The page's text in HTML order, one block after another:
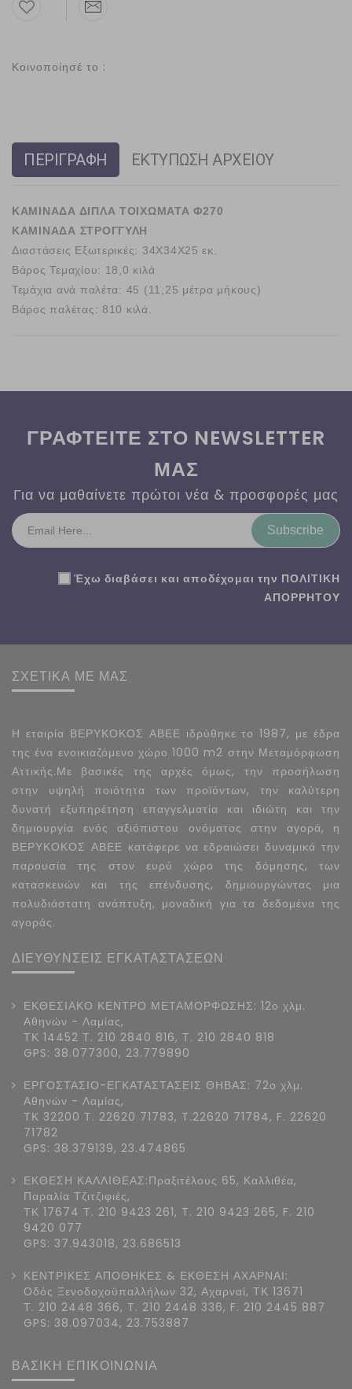
Κοινοποίησέ το :
ΠΕΡΙΓΡΑΦΗ ΕΚΤΥΠΩΣΗ ΑΡΧΕΙΟΥ
ΚΑΜΙΝΑΔΑ ΔΙΠΛΑ ΤΟΙΧΩΜΑΤΑ Φ270
ΚΑΜΙΝΑΔΑ ΣΤΡΟΓΓΥΛΗ
Διαστάσεις Εξωτερικές: 34Χ34Χ25 εκ.
Βάρος Τεμαχίου: 18,0 κιλά
Τεμάχια ανά παλέτα: 45 (11,25 μέτρα μήκους)
Βάρος παλέτας: 810 κιλά.
ΓΡΑΦΤΕΙΤΕ ΣΤΟ NEWSLETTER
ΜΑΣ
Για να μαθαίνετε πρώτοι νέα & προσφορές μας
Subscribe
Έχω διαβάσει και αποδέχομαι την ΠΟΛΙΤΙΚΗ
ΑΠΟΡΡΗΤΟΥ
ΣΧΕΤΙΚΑ ΜΕ ΜΑΣ
Η εταιρία ΒΕΡΥΚΟΚΟΣ ΑΒΕΕ ιδρύθηκε το 1987, με έδρα
της ένα ενοικιαζόμενο χώρο 1000 m2 στην Μεταμόρφωση
Αττικής.Με βασικές της αρχές όμως, την προσήλωση
στην υψηλή ποιότητα των προϊόντων, την καλύτερη
δυνατή εξυπηρέτηση επαγγελματία και ιδιώτη και την
δημιουργία ενός αξιόπιστου ονόματος στην αγορά, η
ΒΕΡΥΚΟΚΟΣ ΑΒΕΕ κατάφερε να εδραιώσει δυναμικά την
παρουσία της στον ευρύ χώρο της δόμησης, των
κατασκευών και της επένδυσης, δημιουργώντας μια
πολυδιάστατη ανάπτυξη, μοναδική για τα δεδομένα της
αγοράς.
ΔΙΕΥΘΥΝΣΕΙΣ ΕΓΚΑΤΑΣΤΑΣΕΩΝ
ΕΚΘΕΣΙΑΚΟ ΚΕΝΤΡΟ ΜΕΤΑΜΟΡΦΩΣΗΣ: 12ο χλμ.
Αθηνών - Λαμίας,
ΤΚ 14452 Τ. 210 2840 816, Τ. 210 2840 818
GPS: 38.077300, 23.779890
ΕΡΓΟΣΤΑΣΙΟ-ΕΓΚΑΤΑΣΤΑΣΕΙΣ ΘΗΒΑΣ: 72ο χλμ.
Αθηνών - Λαμίας,
ΤΚ 32200 Τ. 22620 71783, T.22620 71784, F. 22620
71782
GPS: 38.379139, 23.474865
ΕΚΘΕΣΗ ΚΑΛΛΙΘΕΑΣ:Πραξιτέλους 65, Καλλιθέα,
Παραλία Τζιτζιφιές,
ΤΚ 17674 Τ. 210 9423 261, T. 210 9423 265, F. 210
9420 077
GPS: 37.943018, 23.686513
ΚΕΝΤΡΙΚΕΣ ΑΠΟΘΗΚΕΣ & ΕΚΘΕΣΗ ΑΧΑΡΝΑΙ:
Οδός Ξενοδοχοϋπαλλήλων 32, Αχαρναί, ΤΚ 13671
Τ. 210 2448 366, T. 210 2448 336, F. 210 2445 887
GPS: 38.097034, 23.753887
ΒΑΣΙΚΗ ΕΠΙΚΟΙΝΩΝΙΑ